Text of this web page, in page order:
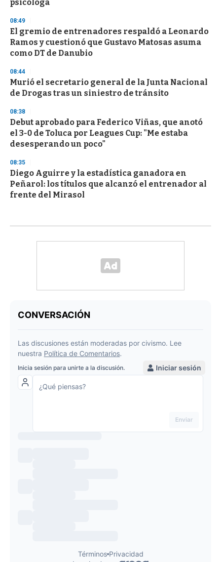
psicóloga
08:49
El gremio de entrenadores respaldó a Leonardo
Ramos y cuestionó que Gustavo Matosas asuma
como DT de Danubio
08:44
Murió el secretario general de la Junta Nacional
de Drogas tras un siniestro de tránsito
08:38
Debut aprobado para Federico Viñas, que anotó
el 3-0 de Toluca por Leagues Cup: "Me estaba
desesperando un poco"
08:35
Diego Aguirre y la estadística ganadora en
Peñarol: los títulos que alcanzó el entrenador al
frente del Mirasol